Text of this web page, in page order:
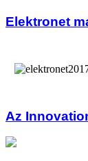
Elektronet
Az